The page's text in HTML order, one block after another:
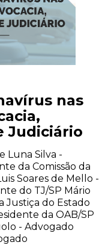
nas
Judiciário
Luna Silva -
da Comissão da
Soares de Mello -
do TJ/SP Mário
Justiça do Estado
da OAB/SP
- Advogado